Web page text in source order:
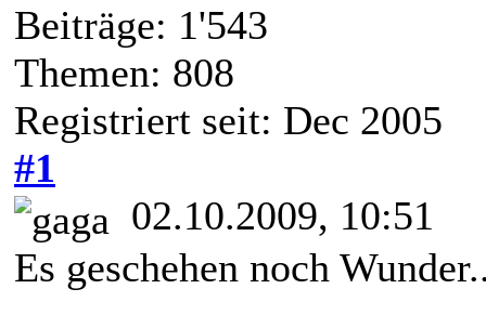
Beiträge: 1'543
Themen: 808
Registriert seit: Dec 2005
#1
02.10.2009, 10:51
Es geschehen noch